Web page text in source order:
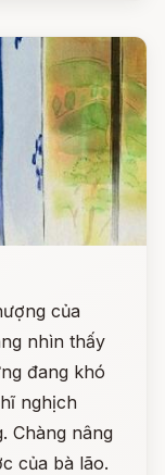
của
nhìn thấy
đang khó
nghịch
Chàng nâng
của bà lão.